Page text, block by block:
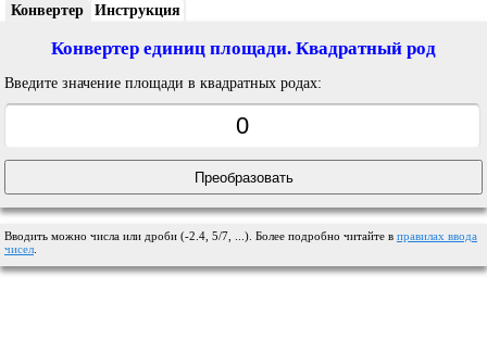
Конвертер Инструкция
Конвертер единиц площади. Квадратный род
Введите значение площади в квадратных родах:
Вводить можно числа или дроби (-2.4, 5/7, ...). Более подробно читайте в правилах ввода
чисел